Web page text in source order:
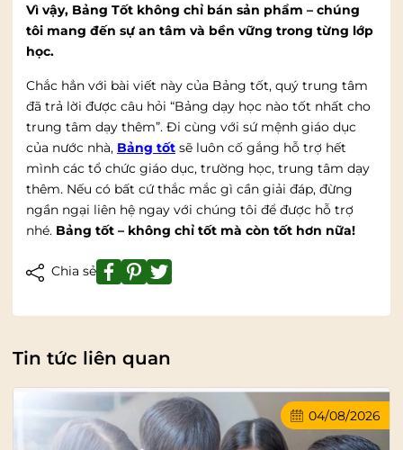
Vì vậy, Bảng Tốt không chỉ bán sản phẩm – chúng
tôi mang đến sự an tâm và bền vững trong từng lớp
học.
Chắc hẳn với bài viết này của Bảng tốt, quý trung tâm
đã trả lời được câu hỏi “Bảng dạy học nào tốt nhất cho
trung tâm dạy thêm”. Đi cùng với sứ mệnh giáo dục
của nước nhà, Bảng tốt sẽ luôn cố gắng hỗ trợ hết
mình các tổ chức giáo dục, trường học, trung tâm dạy
thêm. Nếu có bất cứ thắc mắc gì cần giải đáp, đừng
ngần ngại liên hệ ngay với chúng tôi để được hỗ trợ
nhé. Bảng tốt – không chỉ tốt mà còn tốt hơn nữa!
Chia sẻ
Tin tức liên quan
04/08/2026